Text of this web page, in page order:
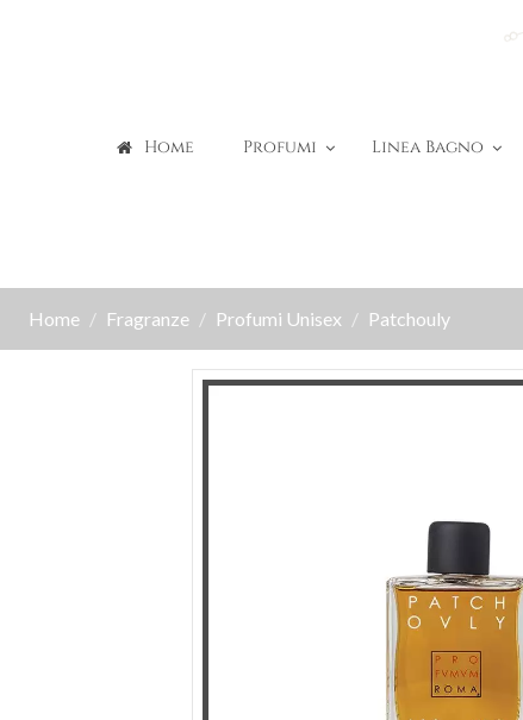
Home Profumi Linea Bagno
Home Fragranze Profumi Unisex Patchouly